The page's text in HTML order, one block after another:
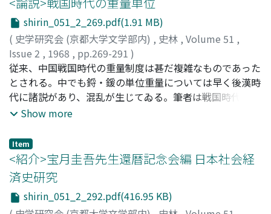
力をも問題にする必要がある。その能力はギリシア語の形
態論上の特徴にも現れている。神話と風土との具体的な関
係は、生業を介して成立しているが、漁業や海に関する神
話が乏しいことが注目される。その反面では、牧畜生活と
関係したものが豊富であり、さらには大地の女神が重要な
地位を占めている。ギリシア人にとって、天や太陽などよ
りも、大地という最も身近なものこそが重要な神格であ
り、従って風土的条件そのものが神話に表現されることに
shirin_051_2_269.pdf(1.91 MB)
( 史学研究会 (京都大学文学部内) , 史林 , Volume 51 ,
Issue 2 , 1968 , pp.269-291 )
林, 巳奈夫;Hayashi, Minao;ハヤシ, ミナオ
従来、中国戦国時代の重量制度は甚だ複雑なものであった
とされる。中でも鋝・鍰の単位重量については早く後漢時
代に諸説があり、混乱が生じてゐる。筆者は戦国時代の遺
物、銘文の資料を利用して鋝と鍰に関する古今の諸説を整
を確かめ、また漢代に鋝・鍰と混同されて説かれてゐる
環・鈞の単位の存在を明かにした。更に湖南省長沙出土の
戦国時代分銅にならつて各重量制度に使はれた分銅を復原
して附表の形にまとめ、戦国時代の重量・分銅制度は前記
のもの、それ以外のものも大部分両銖制・鋝鍰制・環鈞制
Show more
Item
<紹介>宝月圭吾先生還暦記念会編 日本社会経
済史研究
shirin_051_2_292.pdf(416.95 KB)